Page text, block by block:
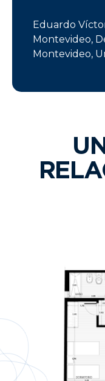
Eduardo
Montevideo,
Montevideo,